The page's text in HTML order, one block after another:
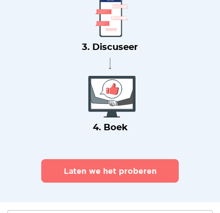
3. Discuseer
4. Boek
Laten we het proberen